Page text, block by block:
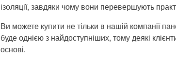
ізоляції, завдяки чому вони перевершують
Ви можете купити не тільки в нашій компанії
буде однією з найдоступніших, тому деякі
основі.